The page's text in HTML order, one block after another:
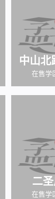
中山北
在售学
二
在售学